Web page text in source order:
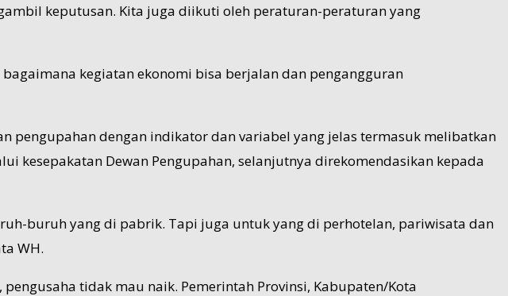
keputusan. Kita juga diikuti oleh peraturan-peraturan yang
kegiatan ekonomi bisa berjalan dan pengangguran
pengupahan dengan indikator dan variabel yang jelas termasuk melibatkan
kesepakatan Dewan Pengupahan, selanjutnya direkomendasikan kepada
buruh yang di pabrik. Tapi juga untuk yang di perhotelan, pariwisata dan
WH.
tidak mau naik. Pemerintah Provinsi, Kabupaten/Kota